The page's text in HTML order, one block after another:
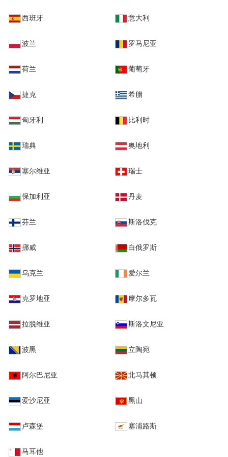
西班牙 意大利
波兰 罗马尼亚
荷兰 葡萄牙
捷克 希腊
匈牙利 比利时
瑞典 奥地利
塞尔维亚 瑞士
保加利亚 丹麦
芬兰 斯洛伐克
挪威 白俄罗斯
乌克兰 爱尔兰
克罗地亚 摩尔多瓦
拉脱维亚 斯洛文尼亚
波黑 立陶宛
阿尔巴尼亚 北马其顿
爱沙尼亚 黑山
卢森堡 塞浦路斯
马耳他